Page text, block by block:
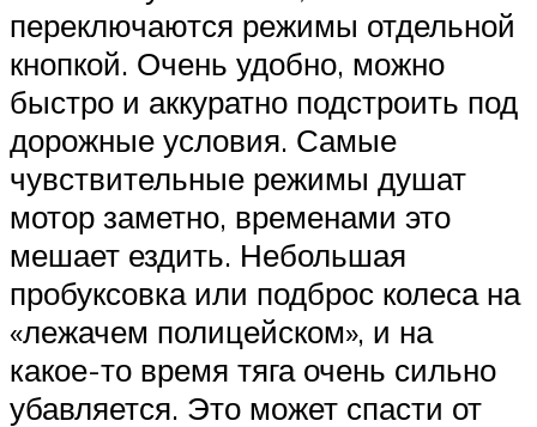
переключаются режимы отдельной
кнопкой. Очень удобно, можно
быстро и аккуратно подстроить под
дорожные условия. Самые
чувствительные режимы душат
мотор заметно, временами это
мешает ездить. Небольшая
пробуксовка или подброс колеса на
«лежачем полицейском», и на
какое-то время тяга очень сильно
убавляется. Это может спасти от